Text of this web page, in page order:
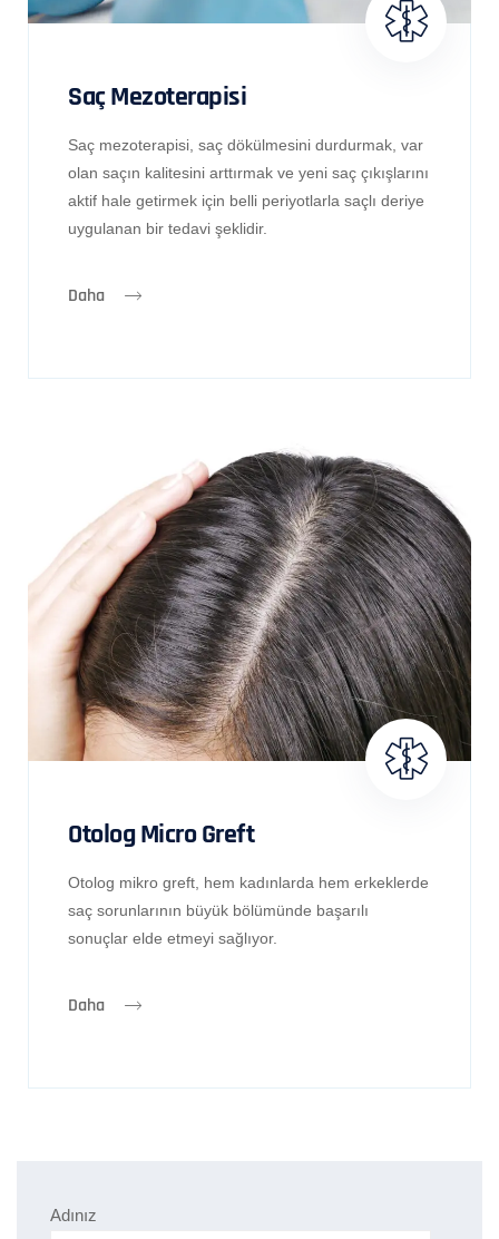
Saç Mezoterapisi
Saç mezoterapisi, saç dökülmesini durdurmak, var
olan saçın kalitesini arttırmak ve yeni saç çıkışlarını
aktif hale getirmek için belli periyotlarla saçlı deriye
uygulanan bir tedavi şeklidir.
Daha
Otolog Micro Greft
Otolog mikro greft, hem kadınlarda hem erkeklerde
saç sorunlarının büyük bölümünde başarılı
sonuçlar elde etmeyi sağlıyor.
Daha
Adınız